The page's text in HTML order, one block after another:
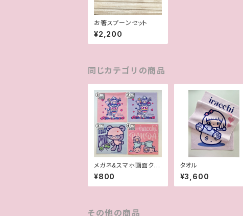
お箸スプーンセット
¥2,200
同じカテゴリの商品
メガネ&スマホ画面クリ
ーナー
¥800
タオル
¥3,600
その他の商品